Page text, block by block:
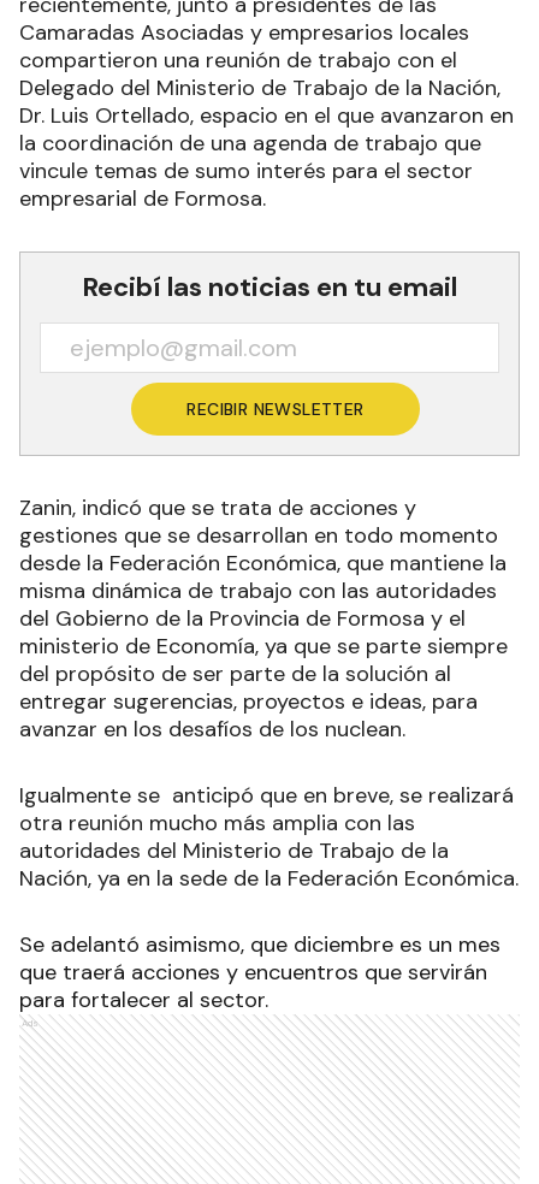
Camaradas Asociadas y empresarios locales
compartieron una reunión de trabajo con el
Delegado del Ministerio de Trabajo de la Nación,
Dr. Luis Ortellado, espacio en el que avanzaron en
la coordinación de una agenda de trabajo que
vincule temas de sumo interés para el sector
empresarial de Formosa.
Recibí las noticias en tu email
RECIBIR NEWSLETTER
Zanin, indicó que se trata de acciones y
gestiones que se desarrollan en todo momento
desde la Federación Económica, que mantiene la
misma dinámica de trabajo con las autoridades
del Gobierno de la Provincia de Formosa y el
ministerio de Economía, ya que se parte siempre
del propósito de ser parte de la solución al
entregar sugerencias, proyectos e ideas, para
avanzar en los desafíos de los nuclean.
Igualmente se anticipó que en breve, se realizará
otra reunión mucho más amplia con las
autoridades del Ministerio de Trabajo de la
Nación, ya en la sede de la Federación Económica.
Se adelantó asimismo, que diciembre es un mes
que traerá acciones y encuentros que servirán
para fortalecer al sector.
Ads